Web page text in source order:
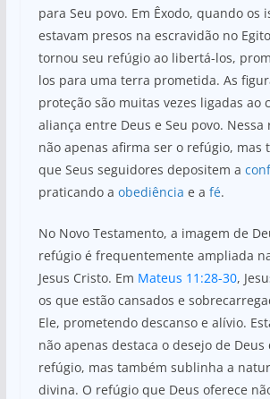
para Seu povo. Em Êxodo, quando os
estavam presos na escravidão no
tornou seu refúgio ao libertá-los,
los para uma terra prometida. As
proteção são muitas vezes ligadas ao
aliança entre Deus e Seu povo. Nessa
não apenas afirma ser o refúgio, mas
que Seus seguidores depositem a
praticando a obediência e a fé.
No Novo Testamento, a imagem de
refúgio é frequentemente ampliada
Jesus Cristo. Em Mateus 11:28-30,
os que estão cansados e
Ele, prometendo descanso e alívio.
não apenas destaca o desejo de Deus
refúgio, mas também sublinha a
divina. O refúgio que Deus oferece